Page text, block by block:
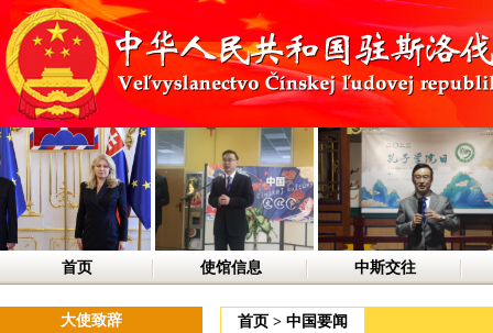
首页 使馆信息 中斯交往
大使致辞
首页> 中国要闻